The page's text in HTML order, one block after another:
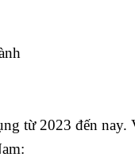
từ 2023 đến nay.